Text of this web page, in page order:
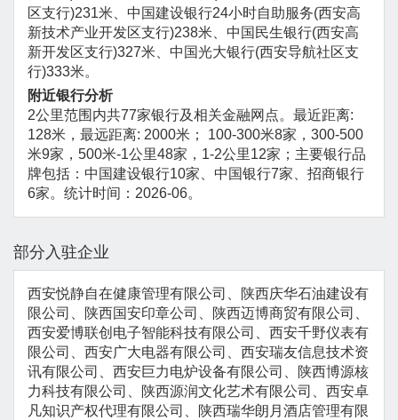
区支行)231米、中国建设银行24小时自助服务(西安高
新技术产业开发区支行)238米、中国民生银行(西安高
新开发区支行)327米、中国光大银行(西安导航社区支
行)333米。
附近银行分析
2公里范围内共77家银行及相关金融网点。最近距离:
128米，最远距离: 2000米； 100-300米8家，300-500
米9家，500米-1公里48家，1-2公里12家；主要银行品
牌包括：中国建设银行10家、中国银行7家、招商银行
6家。统计时间：2026-06。
部分入驻企业
西安悦静自在健康管理有限公司、陕西庆华石油建设有
限公司、陕西国安印章公司、陕西迈博商贸有限公司、
西安爱博联创电子智能科技有限公司、西安千野仪表有
限公司、西安广大电器有限公司、西安瑞友信息技术资
讯有限公司、西安巨力电炉设备有限公司、陕西博源核
力科技有限公司、陕西源润文化艺术有限公司、西安卓
凡知识产权代理有限公司、陕西瑞华朗月酒店管理有限